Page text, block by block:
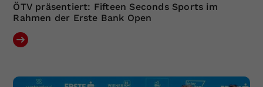
ÖTV präsentiert: Fifteen Seconds Sports im
Rahmen der Erste Bank Open